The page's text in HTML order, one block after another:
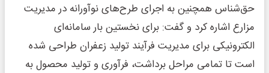
حق‌شناس همچنین به اجرای طرح‌های نوآورانه در مدیریت
مزارع اشاره کرد و گفت: برای نخستین بار سامانه‌ای
الکترونیکی برای مدیریت فرآیند تولید زعفران طراحی شده
است تا تمامی مراحل برداشت، فرآوری و تولید محصول به